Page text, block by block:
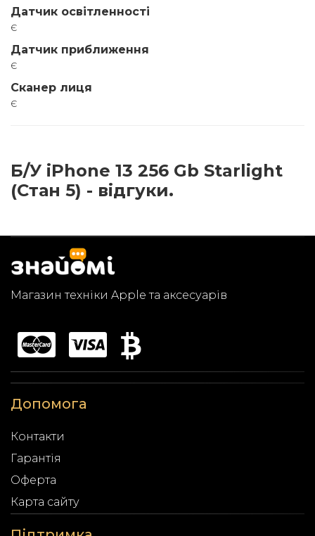
Датчик освітленності
є
Датчик приближення
є
Сканер лиця
є
Б/У iPhone 13 256 Gb Starlight
(Стан 5) - відгуки.
Магазин техніки Apple та аксесуарів
Допомога
Контакти
Гарантія
Оферта
Карта сайту